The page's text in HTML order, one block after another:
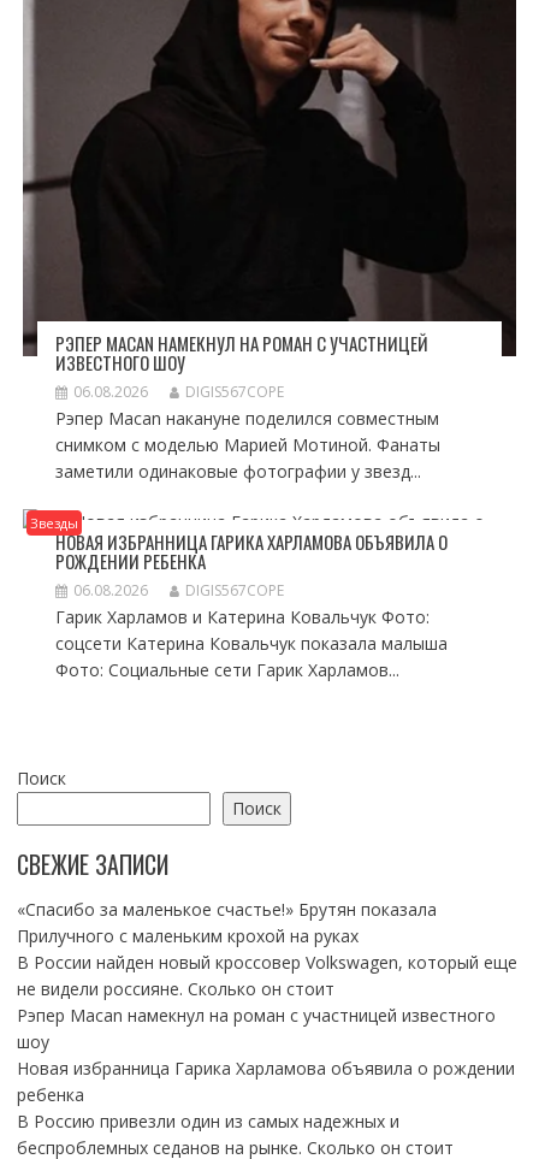
РЭПЕР MACAN НАМЕКНУЛ НА РОМАН С УЧАСТНИЦЕЙ
ИЗВЕСТНОГО ШОУ
06.08.2026 DIGIS567COPE
Рэпер Macan накануне поделился совместным
снимком с моделью Марией Мотиной. Фанаты
заметили одинаковые фотографии у звезд...
Звезды
НОВАЯ ИЗБРАННИЦА ГАРИКА ХАРЛАМОВА ОБЪЯВИЛА О
РОЖДЕНИИ РЕБЕНКА
06.08.2026 DIGIS567COPE
Гарик Харламов и Катерина Ковальчук Фото:
соцсети Катерина Ковальчук показала малыша
Фото: Социальные сети Гарик Харламов...
Поиск
Поиск
СВЕЖИЕ ЗАПИСИ
«Спасибо за маленькое счастье!» Брутян показала
Прилучного с маленьким крохой на руках
В России найден новый кроссовер Volkswagen, который еще
не видели россияне. Сколько он стоит
Рэпер Macan намекнул на роман с участницей известного
шоу
Новая избранница Гарика Харламова объявила о рождении
ребенка
В Россию привезли один из самых надежных и
беспроблемных седанов на рынке. Сколько он стоит